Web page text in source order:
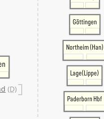
(D)
Göttingen
Northeim (Han)
Lage(Lippe)
Paderborn Hbf